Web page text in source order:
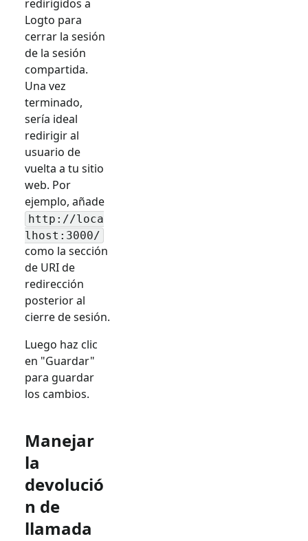
redirigidos a
Logto para
cerrar la sesión
de la sesión
compartida.
Una vez
terminado,
sería ideal
redirigir al
usuario de
vuelta a tu sitio
web. Por
ejemplo, añade
http://loca
lhost:3000/
como la sección
de URI de
redirección
posterior al
cierre de sesión.
Luego haz clic
en "Guardar"
para guardar
los cambios.
Manejar
la
devolució
n de
llamada